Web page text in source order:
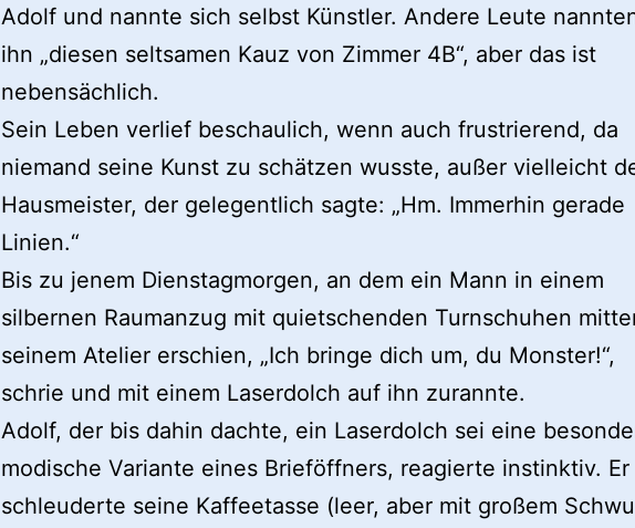
Adolf und nannte sich selbst Künstler. Andere Leute
ihn „diesen seltsamen Kauz von Zimmer 4B“, aber das ist
nebensächlich.
Sein Leben verlief beschaulich, wenn auch frustrierend, da
niemand seine Kunst zu schätzen wusste, außer vielleicht
Hausmeister, der gelegentlich sagte: „Hm. Immerhin gerade
Linien.“
Bis zu jenem Dienstagmorgen, an dem ein Mann in einem
silbernen Raumanzug mit quietschenden Turnschuhen
seinem Atelier erschien, „Ich bringe dich um, du Monster!“,
schrie und mit einem Laserdolch auf ihn zurannte.
Adolf, der bis dahin dachte, ein Laserdolch sei eine
modische Variante eines Brieföffners, reagierte instinktiv. Er
schleuderte seine Kaffeetasse (leer, aber mit großem